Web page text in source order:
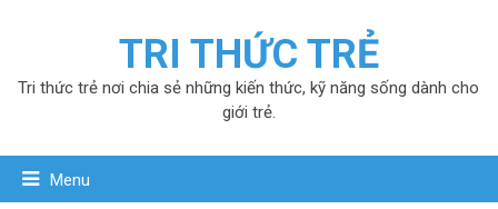
TRI THỨC TRẺ
Tri thức trẻ nơi chia sẻ những kiến thức, kỹ năng sống dành cho
giới trẻ.
Menu